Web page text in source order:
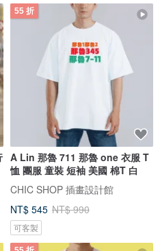
55 折
A Lin 那魯 711 那魯 one 衣服 T
恤 團服 童裝 短袖 美國 棉T 白
CHIC SHOP 插畫設計館
NT$ 545 NT$ 990
可客製